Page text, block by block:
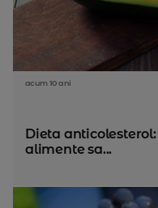
acum 10 ani
Dieta
alimente sa...